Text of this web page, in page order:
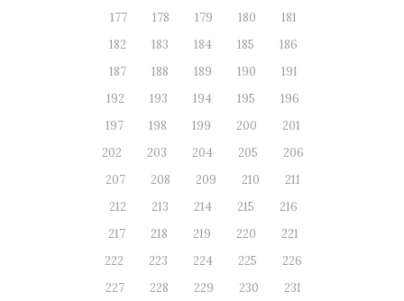
177
178 179 180
181
182
183 184 185
186
187
188 189 190
191
192
193 194 195
196
197
198 199 200
201
202
203 204 205
206
207
208 209 210
211
212
213 214 215
216
217
218 219 220
221
222
223 224 225
226
227
228 229 230
231